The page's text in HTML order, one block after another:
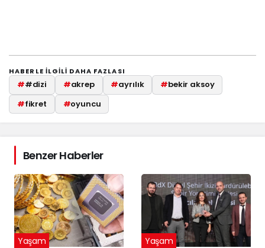
HABERLE ILGILI DAHA FAZLASI
##dizi #akrep #ayrılık #bekir aksoy
#fikret #oyuncu
Benzer Haberler
Yaşam Yaşam